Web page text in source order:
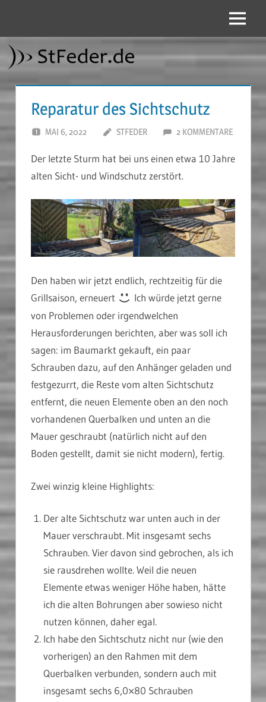
springen
Menü
Reparatur des Sichtschutz
MAI 6, 2022 STFEDER 2 KOMMENTARE
Der letzte Sturm hat bei uns einen etwa 10 Jahre
alten Sicht- und Windschutz zerstört.
Den haben wir jetzt endlich, rechtzeitig für die
Grillsaison, erneuert
Ich würde jetzt gerne
von Problemen oder irgendwelchen
Herausforderungen berichten, aber was soll ich
sagen: im Baumarkt gekauft, ein paar
Schrauben dazu, auf den Anhänger geladen und
festgezurrt, die Reste vom alten Sichtschutz
entfernt, die neuen Elemente oben an den noch
vorhandenen Querbalken und unten an die
Mauer geschraubt (natürlich nicht auf den
Boden gestellt, damit sie nicht modern), fertig.
Zwei winzig kleine Highlights:
Der alte Sichtschutz war unten auch in der
Mauer verschraubt. Mit insgesamt sechs
Schrauben. Vier davon sind gebrochen, als ich
sie rausdrehen wollte. Weil die neuen
Elemente etwas weniger Höhe haben, hätte
ich die alten Bohrungen aber sowieso nicht
nutzen können, daher egal.
Ich habe den Sichtschutz nicht nur (wie den
vorherigen) an den Rahmen mit dem
Querbalken verbunden, sondern auch mit
insgesamt sechs 6,0×80 Schrauben